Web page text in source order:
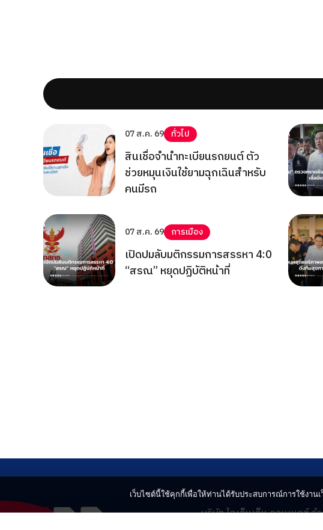
07 ส.ค. 69 ทั่วไป
สินเชื่อจำนำทะเบียนรถยนต์ ตัว
ช่วยหมุนเงินใช้ยามฉุกเฉินสำหรับ
คนมีรถ
07 ส.ค. 69 การเมือง
เปิดปมลับมติกรรมการสรรหา 4:0
“สรณ” หยุดปฏิบัติหน้าที่
บริษัท ไอเอ็นเอ็น คอนเนกซ์ จ
เว็บไซต์นี้ใช้คุกกี้เพื่อให้ท่านได้รับประสบการณ์การใช้งาน